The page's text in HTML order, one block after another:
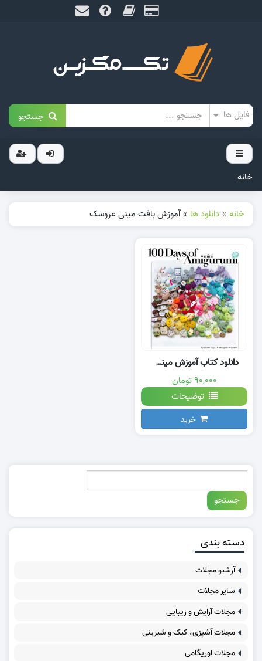
جستجو
خانه
خانه » دانلود ها » آموزش بافت مینی عروسک
دانلود کتاب آموزش مینی بافت
۹۰,۰۰۰ تومان
توضیحات
خرید
دسته بندی
آرشیو مجلات
سایر مجلات
مجلات آرایش و زیبایی
مجلات آشپزی، کیک و شیرینی
مجلات اوریگامی